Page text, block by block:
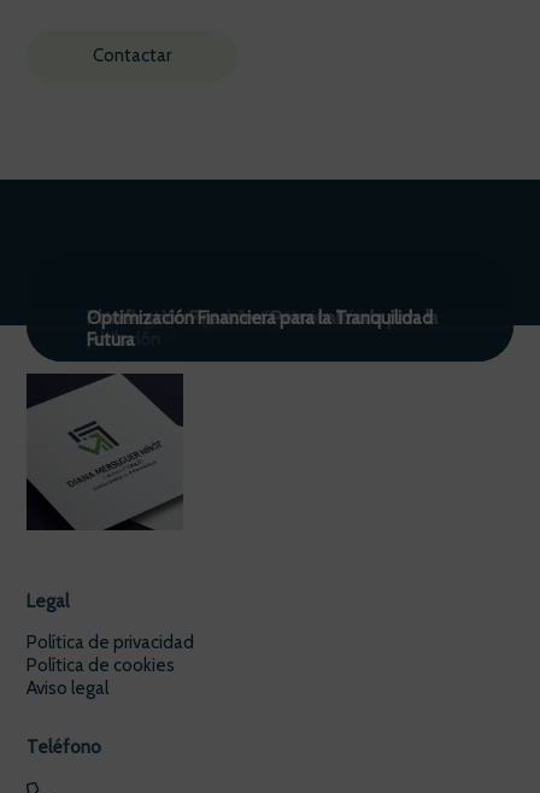
Contactar
Estrategia Integral de Optimización
Patrimonial
Planificación Financiera Personalizada para la
Jubilación
Optimización Financiera para la Tranquilidad
Futura
Legal
Política de privacidad
Política de cookies
Aviso legal
Teléfono